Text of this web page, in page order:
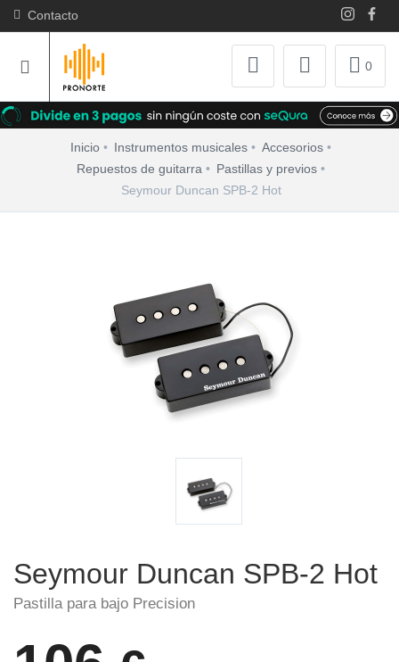
Contacto
0
Inicio Instrumentos musicales
Accesorios
Repuestos de guitarra
Pastillas y previos
Seymour Duncan SPB-2 Hot
Seymour Duncan SPB-2 Hot
Pastilla para bajo Precision